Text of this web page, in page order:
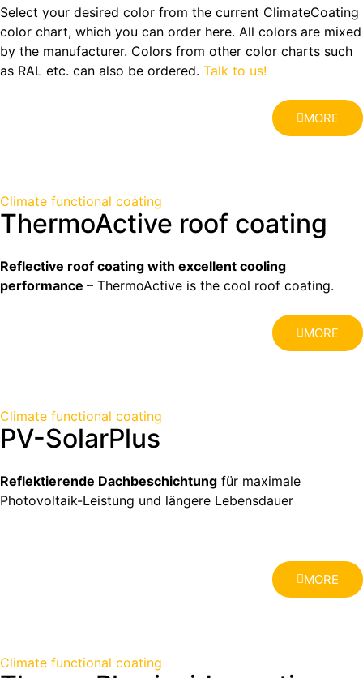
Select your desired color from the current ClimateCoating
color chart, which you can order here. All colors are mixed
by the manufacturer. Colors from other color charts such
as RAL etc. can also be ordered. Talk to us!
MORE
Climate functional coating
ThermoActive roof coating
Reflective roof coating with excellent cooling
performance – ThermoActive is the cool roof coating.
MORE
Climate functional coating
PV-SolarPlus
Reflektierende Dachbeschichtung für maximale
Photovoltaik-Leistung und längere Lebensdauer
MORE
Climate functional coating